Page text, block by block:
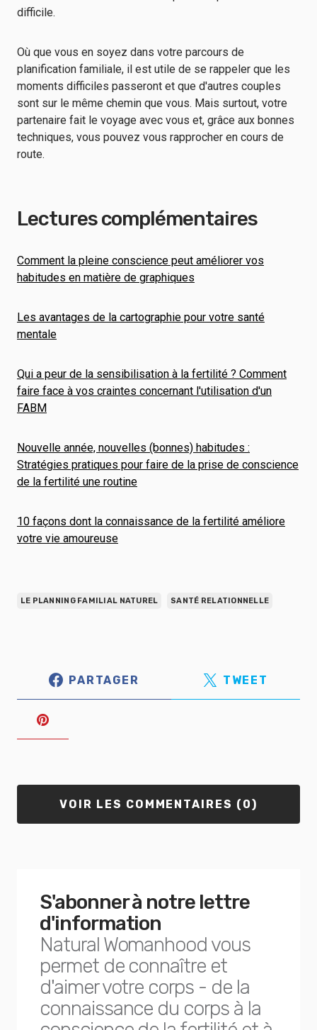
difficile.
Où que vous en soyez dans votre parcours de
planification familiale, il est utile de se rappeler que les
moments difficiles passeront et que d'autres couples
sont sur le même chemin que vous. Mais surtout, votre
partenaire fait le voyage avec vous et, grâce aux bonnes
techniques, vous pouvez vous rapprocher en cours de
route.
Lectures complémentaires
Comment la pleine conscience peut améliorer vos
habitudes en matière de graphiques
Les avantages de la cartographie pour votre santé
mentale
Qui a peur de la sensibilisation à la fertilité ? Comment
faire face à vos craintes concernant l'utilisation d'un
FABM
Nouvelle année, nouvelles (bonnes) habitudes :
Stratégies pratiques pour faire de la prise de conscience
de la fertilité une routine
10 façons dont la connaissance de la fertilité améliore
votre vie amoureuse
LE PLANNING FAMILIAL NATUREL SANTÉ RELATIONNELLE
PARTAGER TWEET
VOIR LES COMMENTAIRES (0)
S'abonner à notre lettre
d'information
Natural Womanhood vous
permet de connaître et
d'aimer votre corps - de la
connaissance du corps à la